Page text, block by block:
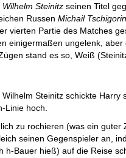
Wilhelm Steinitz seinen Titel
Russen Michail Tschigorin
vierten Partie des Matches
einigermaßen ungelenk, aber
stand es so, Weiß
Steinitz schickte Harry
Linie hoch.
zu rochieren (was ein guter
seinen Gegenspieler an,
h-Bauer hieß) auf die Reise